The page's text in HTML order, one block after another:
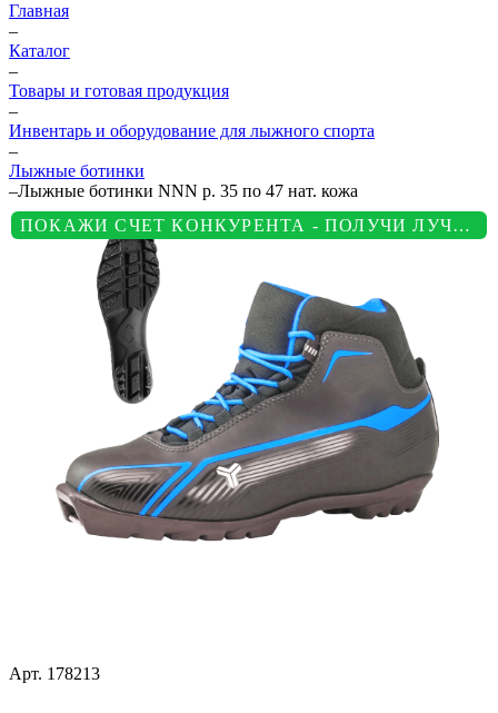
Главная
–
Каталог
–
Товары и готовая продукция
–
Инвентарь и оборудование для лыжного спорта
–
Лыжные ботинки
–Лыжные ботинки NNN р. 35 по 47 нат. кожа
ПОКАЖИ СЧЕТ КОНКУРЕНТА - ПОЛУЧИ ЛУЧШУЮ ЦЕНУ
Арт. 178213